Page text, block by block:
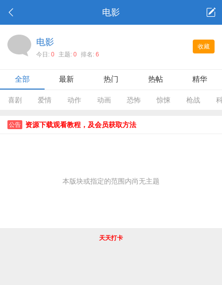
电影
收藏
电影
今日: 0 主题: 0 排名: 6
全部 最新 热门 热帖 精华
喜剧 爱情 动作 动画 恐怖 惊悚 枪战
公告 资源下载观看教程，及会员获取方法
本版块或指定的范围内尚无主题
天天打卡